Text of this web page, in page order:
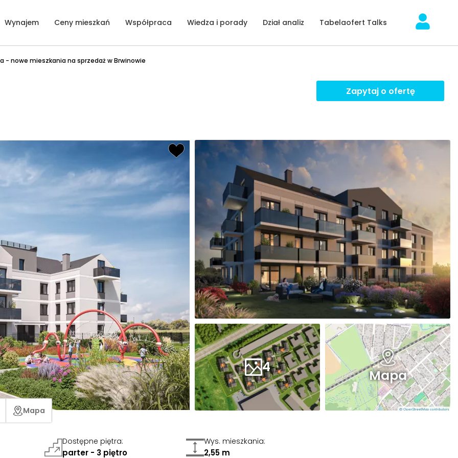
Wynajem Ceny mieszkań Współpraca Wiedza i porady Dział analiz Tabelaofert Talks
- nowe mieszkania na sprzedaż w Brwinowie
Zapytaj o ofertę
4 Mapa
Mapa
Dostępne piętra:
parter - 3 piętro
Wys. mieszkania:
2,55 m